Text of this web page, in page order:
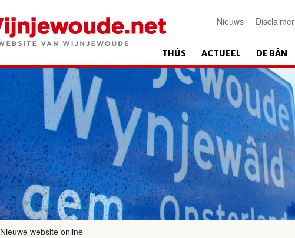
Nieuws Disclaimer
THÚS ACTUEEL DE BÂN
Nieuwe website online